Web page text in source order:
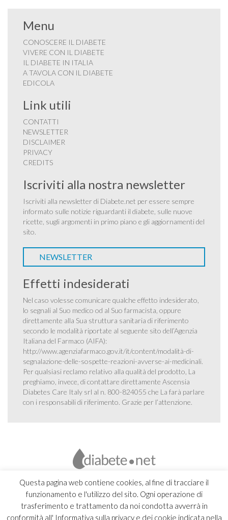
Questa pagina web contiene cookies, al fine di tracciare il
funzionamento e l'utilizzo del sito. Ogni operazione di
trasferimento e trattamento da noi condotta avverrà in
conformità all' Informativa sulla privacy e dei cookie indicata nella
Menu
CONOSCERE IL DIABETE
VIVERE CON IL DIABETE
IL DIABETE IN ITALIA
A TAVOLA CON IL DIABETE
EDICOLA
Link utili
CONTATTI
NEWSLETTER
DISCLAIMER
PRIVACY
CREDITS
Iscriviti alla nostra newsletter
Iscriviti alla newsletter di Diabete.net per essere sempre
informato sulle notizie riguardanti il diabete, sulle nuove
ricette, sugli argomenti in primo piano e gli aggiornamenti del
sito.
NEWSLETTER
Effetti indesiderati
Nel caso volesse comunicare qualche effetto indesiderato,
lo segnali al Suo medico od al Suo farmacista, oppure
direttamente alla Sua struttura sanitaria di riferimento
secondo le modalità riportate al seguente sito dell’Agenzia
Italiana del Farmaco (AIFA):
http://www.agenziafarmaco.gov.it/it/content/modalità-di-
segnalazione-delle-sospette-reazioni-avverse-ai-medicinali.
Per qualsiasi reclamo relativo alla qualità del prodotto, La
preghiamo, invece, di contattare direttamente Ascensia
Diabetes Care Italy srl al n. 800-824055 che La farà parlare
con i responsabili di riferimento. Grazie per l’attenzione.